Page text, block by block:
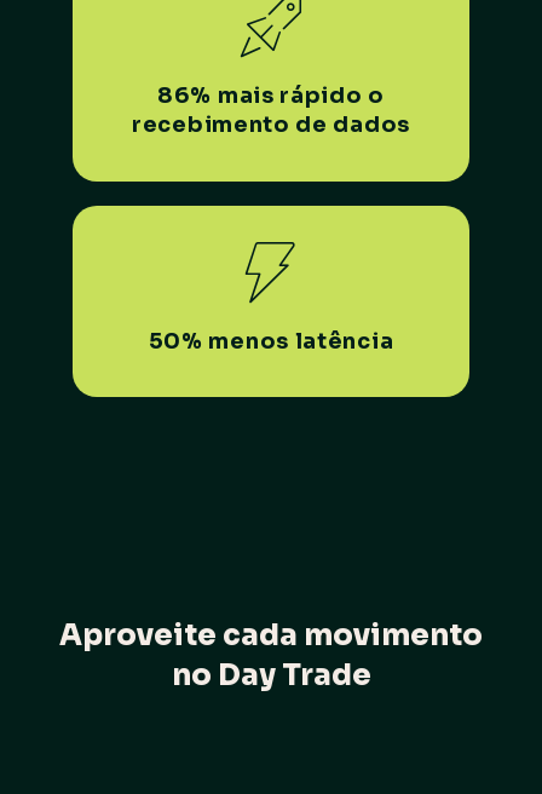
86% mais rápido o
recebimento de dados
50% menos latência
Aproveite cada movimento
no Day Trade